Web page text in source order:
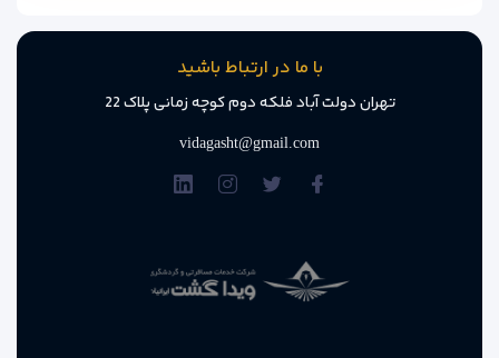
پنیر، کره و مربا
سبزیجات، تخم‌مرغ، چای و قهوه
فضای سالن صبحانه کوچک اما آرام است و برای مهمانانی که اقامت
کافه‌ها و رستوران‌های اطراف
اگرچه خود هتل کافی‌شاپ اختصاصی ندارد، اما موقعیت مکانی
با ما در ارتباط باشید
تهران دولت آباد فلکه دوم کوچه زمانی پلاک 22
vidagasht@gmail.com